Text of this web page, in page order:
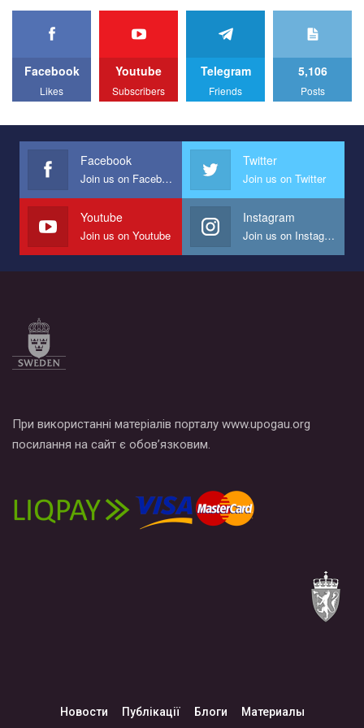
We appeal to your support and ask to help us implement our plan
All you have to do is to press "Like" below the video.
Эмоционально сильный ролик от команды "Гей-альянс
представляющий программу развития организации.
Мы просим вас поддержать нас и помочь нам реализовать
наш план по борьбе с насилием и дискриминацией на почве
СОГИ в Украине.
Все, что вам нужно сделать - это зайти на наш канал YouTube
по этой ссылке и поставить лайк под видео.
Facebook
Likes
Youtube
Subscribers
Telegram
Friends
5,106
Posts
Facebook
Join us on Facebook
Twitter
Join us on Twitter
Youtube
Join us on Youtube
Instagram
Join us on Instagram
При використанні матеріалів порталу www.upogau.org
посилання на сайт є обов’язковим.
Новости Публікації Блоги Материалы